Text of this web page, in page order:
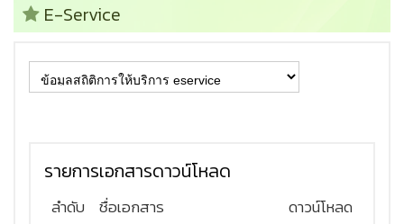
E-Service
รายการเอกสารดาวน์โหลด
ลำดับ ชื่อเอกสาร ดาวน์โหลด